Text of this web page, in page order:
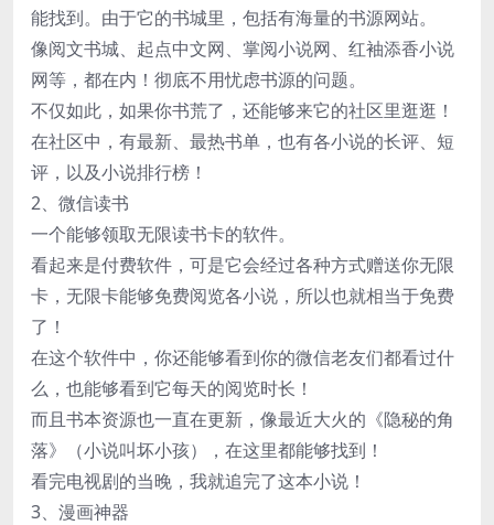
能找到。由于它的书城里，包括有海量的书源网站。
像阅文书城、起点中文网、掌阅小说网、红袖添香小说
网等，都在内！彻底不用忧虑书源的问题。
不仅如此，如果你书荒了，还能够来它的社区里逛逛！
在社区中，有最新、最热书单，也有各小说的长评、短
评，以及小说排行榜！
2、微信读书
一个能够领取无限读书卡的软件。
看起来是付费软件，可是它会经过各种方式赠送你无限
卡，无限卡能够免费阅览各小说，所以也就相当于免费
了！
在这个软件中，你还能够看到你的微信老友们都看过什
么，也能够看到它每天的阅览时长！
而且书本资源也一直在更新，像最近大火的《隐秘的角
落》（小说叫坏小孩），在这里都能够找到！
看完电视剧的当晚，我就追完了这本小说！
3、漫画神器